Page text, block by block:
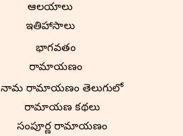
ఆలయాలు
ఇతిహాసాలు
భాగవతం
రామాయణం
నామ రామాయణం తెలుగులో
రామాయణ కథలు
సంపూర్ణ రామాయణం